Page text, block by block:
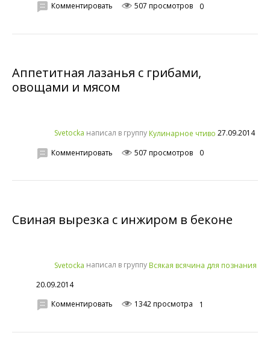
Комментировать
507 просмотров 0
Аппетитная лазанья с грибами,
овощами и мясом
Svetocka написал в группу Кулинарное чтиво 27.09.2014
Комментировать
507 просмотров 0
Свиная вырезка с инжиром в беконе
Svetocka написал в группу Всякая всячина для познания
20.09.2014
Комментировать
1342 просмотра 1